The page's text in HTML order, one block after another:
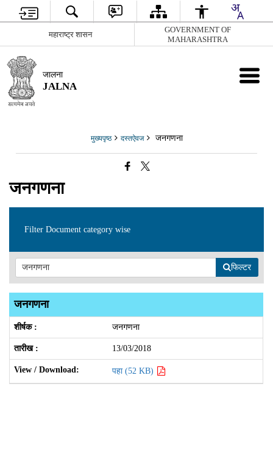
महाराष्ट्र शासन
GOVERNMENT OF
MAHARASHTRA
जालना
JALNA
मुख्यपृष्ठ दस्तऐवज जनगणना
जनगणना
Filter Document category wise
फिल्टर
जनगणना
जनगणना
13/03/2018
पहा (52 KB)